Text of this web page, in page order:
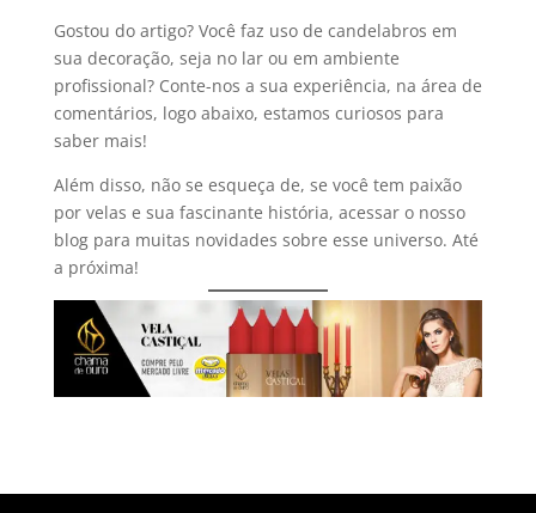
Gostou do artigo? Você faz uso de candelabros em
sua decoração, seja no lar ou em ambiente
profissional? Conte-nos a sua experiência, na área de
comentários, logo abaixo, estamos curiosos para
saber mais!
Além disso, não se esqueça de, se você tem paixão
por velas e sua fascinante história, acessar o nosso
blog para muitas novidades sobre esse universo. Até
a próxima!